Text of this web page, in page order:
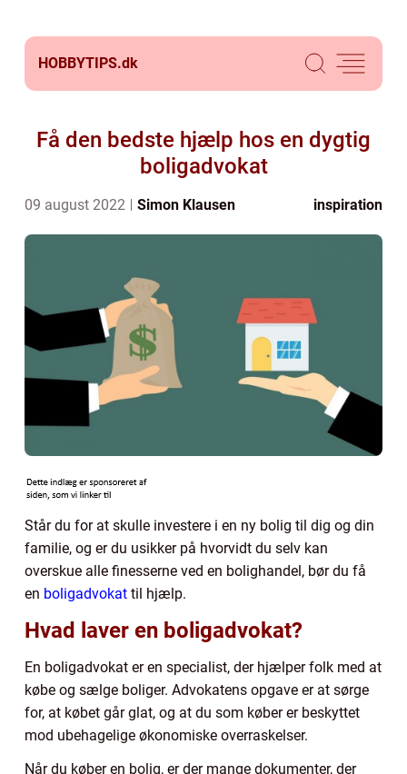
HOBBYTIPS.dk
Få den bedste hjælp hos en dygtig
boligadvokat
09 august 2022 Simon Klausen inspiration
Står du for at skulle investere i en ny bolig til dig og din
familie, og er du usikker på hvorvidt du selv kan
overskue alle finesserne ved en bolighandel, bør du få
en boligadvokat til hjælp.
Hvad laver en boligadvokat?
En boligadvokat er en specialist, der hjælper folk med at
købe og sælge boliger. Advokatens opgave er at sørge
for, at købet går glat, og at du som køber er beskyttet
mod ubehagelige økonomiske overraskelser.
Når du køber en bolig, er der mange dokumenter, der